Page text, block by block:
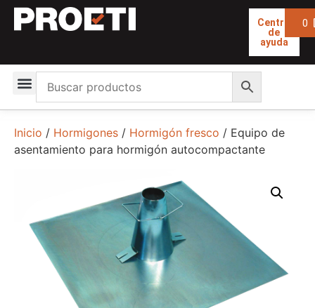
Centro
de
ayuda
0
Inicio / Hormigones / Hormigón fresco / Equipo de
asentamiento para hormigón autocompactante